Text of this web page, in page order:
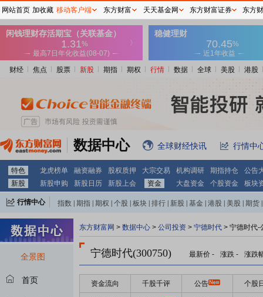
财经 焦点 股票 新股 期指 期权 行情 数据 全球 美股 港股
数据中心 全球财经快讯 行情中
特色 龙虎榜单 融资融券 股权质押 大宗交易 机构调研 期指持仓
公告
新股
新股申购 新股日历 新股上会 资金 大盘资金 个股资金 板块
行情中心 指数 期指 期权 个股 板块 排行 新股 基金 港股 美股 期货
全景图
首页
东方财富网 > 数据中心 > 公司投资 > 宁德时代 > 宁德时代-
宁德时代(300750) 最新价 - 涨跌 - 涨跌
资金流向 千股千评 公告 个股
网站首页 加收藏 移动客户端 东方财富 天天基金网 东方财富证券 东方